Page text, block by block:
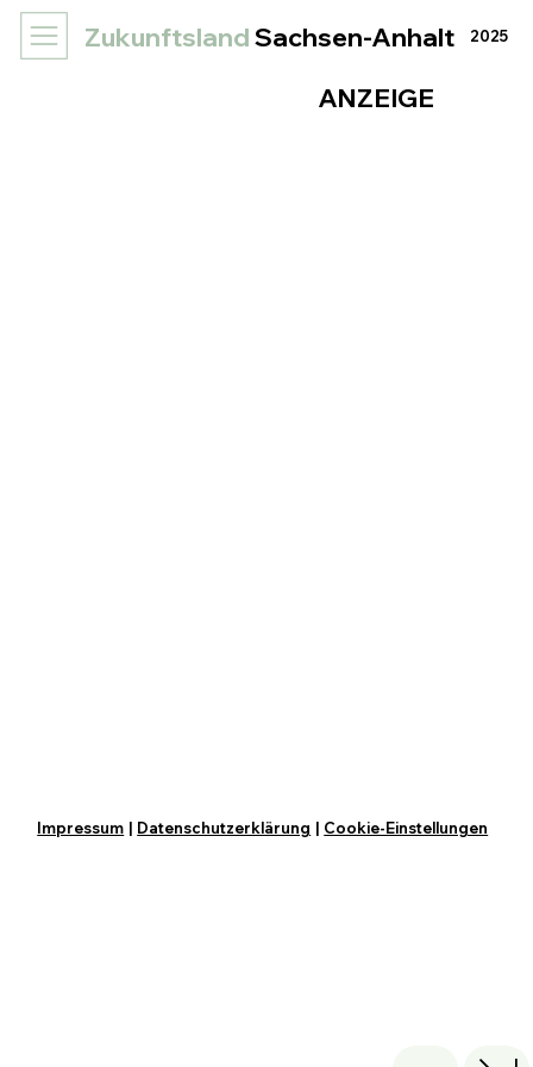
ZukunftslandSachsen-Anhalt 2025
ANZEIGE
Impressum | Datenschutzerklärung | Cookie-Einstellungen